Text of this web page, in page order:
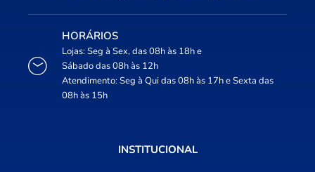
HORÁRIOS
Lojas: Seg à Sex, das 08h às 18h e
Sábado das 08h às 12h
Atendimento: Seg à Qui das 08h às 17h e Sexta das
08h às 15h
INSTITUCIONAL